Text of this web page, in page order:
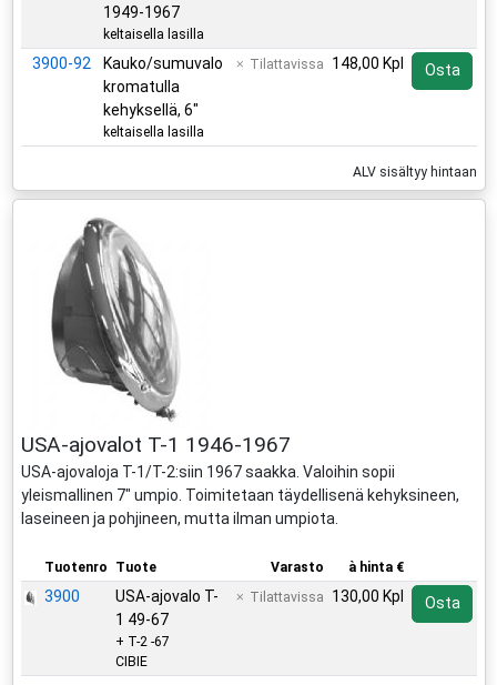
1949-1967
keltaisella lasilla
3900-92
Kauko/sumuvalo
kromatulla
kehyksellä, 6"
keltaisella lasilla
Tilattavissa 148,00 Kpl Osta
ALV sisältyy hintaan
USA-ajovalot T-1 1946-1967
USA-ajovaloja T-1/T-2:siin 1967 saakka. Valoihin sopii
yleismallinen 7" umpio. Toimitetaan täydellisenä kehyksineen,
laseineen ja pohjineen, mutta ilman umpiota.
Tuotenro Tuote Varasto à hinta €
3900
USA-ajovalo T-
1 49-67
+ T-2 -67
CIBIE
Tilattavissa 130,00 Kpl Osta